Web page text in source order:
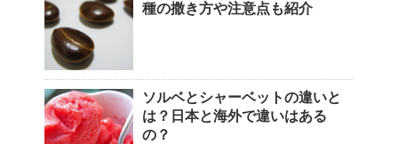
種の撒き方や注意点も紹介
ソルベとシャーベットの違いと
は？日本と海外で違いはある
の？